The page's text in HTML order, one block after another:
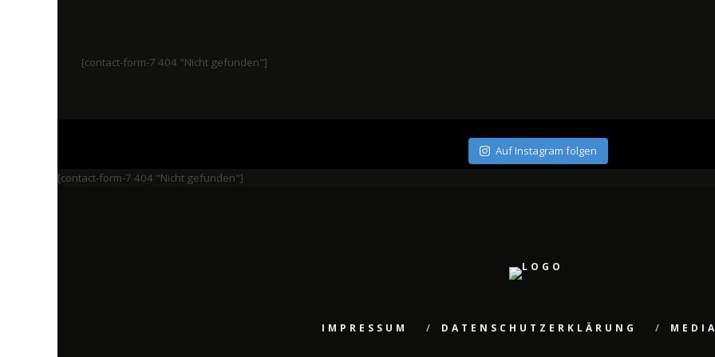
[contact-form-7 404 "Nicht gefunden"]
Auf Instagram folgen
[contact-form-7 404 "Nicht gefunden"]
IMPRESSUM DATENSCHUTZERKLÄRUNG